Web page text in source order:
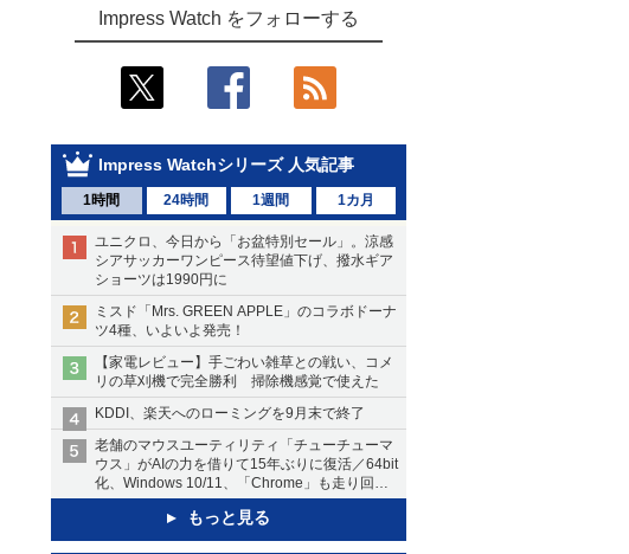
Impress Watch をフォローする
Impress Watchシリーズ 人気記事
1時間 24時間 1週間 1カ月
ユニクロ、今日から「お盆特別セール」。涼感
シアサッカーワンピース待望値下げ、撥水ギア
ショーツは1990円に
ミスド「Mrs. GREEN APPLE」のコラボドーナ
ツ4種、いよいよ発売！
【家電レビュー】手ごわい雑草との戦い、コメ
リの草刈機で完全勝利 掃除機感覚で使えた
KDDI、楽天へのローミングを9月末で終了
老舗のマウスユーティリティ「チューチューマ
ウス」がAIの力を借りて15年ぶりに復活／64bit
化、Windows 10/11、「Chrome」も走り回
る。復活記念で2026年末まで500円
もっと見る